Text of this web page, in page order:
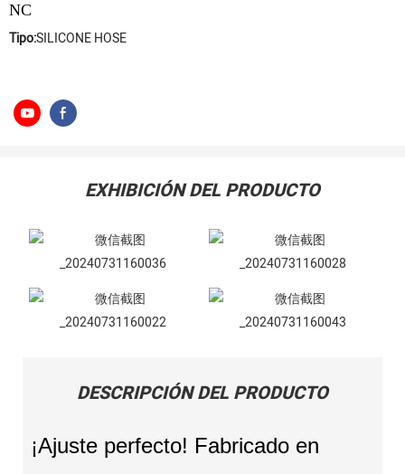
NC
Tipo:SILICONE HOSE
EXHIBICIÓN DEL PRODUCTO
DESCRIPCIÓN DEL PRODUCTO
¡Ajuste perfecto! Fabricado en